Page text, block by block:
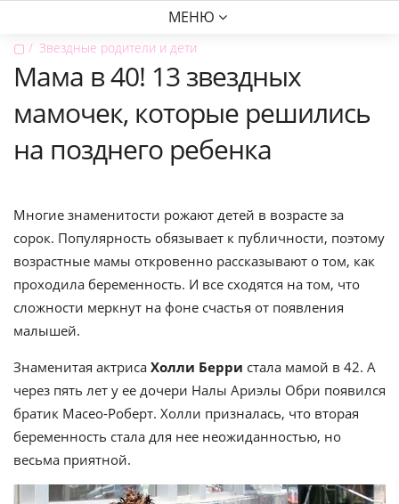
МЕНЮ
▢ Звездные родители и дети
Мама в 40! 13 звездных
мамочек, которые решились
на позднего ребенка
Многие знаменитости рожают детей в возрасте за
сорок. Популярность обязывает к публичности, поэтому
возрастные мамы откровенно рассказывают о том, как
проходила беременность. И все сходятся на том, что
сложности меркнут на фоне счастья от появления
малышей.
Знаменитая актриса Холли Берри стала мамой в 42. А
через пять лет у ее дочери Налы Ариэлы Обри появился
братик Масео-Роберт. Холли призналась, что вторая
беременность стала для нее неожиданностью, но
весьма приятной.